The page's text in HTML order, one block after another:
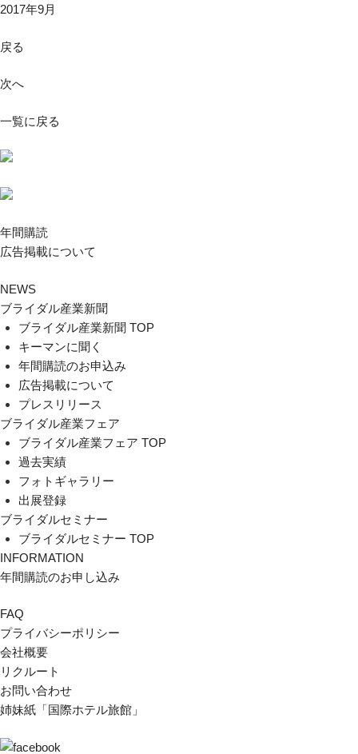
2017年9月
戻る
次へ
一覧に戻る
年間購読
広告掲載について
NEWS
ブライダル産業新聞
ブライダル産業新聞 TOP
キーマンに聞く
年間購読のお申込み
広告掲載について
プレスリリース
ブライダル産業フェア
ブライダル産業フェア TOP
過去実績
フォトギャラリー
出展登録
ブライダルセミナー
ブライダルセミナー TOP
INFORMATION
年間購読のお申し込み
FAQ
プライバシーポリシー
会社概要
リクルート
お問い合わせ
姉妹紙「国際ホテル旅館」